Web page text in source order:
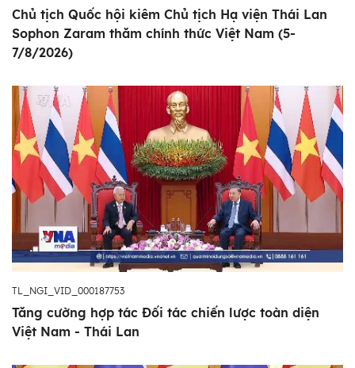
Chủ tịch Quốc hội kiêm Chủ tịch Hạ viện Thái Lan
Sophon Zaram thăm chính thức Việt Nam (5-
7/8/2026)
TL_NGI_VID_000187753
Tăng cường hợp tác Đối tác chiến lược toàn diện
Việt Nam - Thái Lan